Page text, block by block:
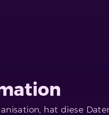
hat diese